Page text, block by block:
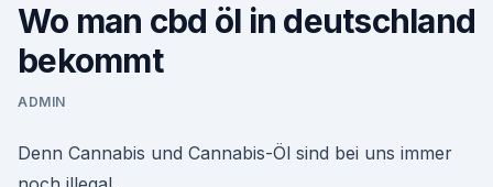
Wo man cbd öl in deutschland
bekommt
ADMIN
Denn Cannabis und Cannabis-Öl sind bei uns immer